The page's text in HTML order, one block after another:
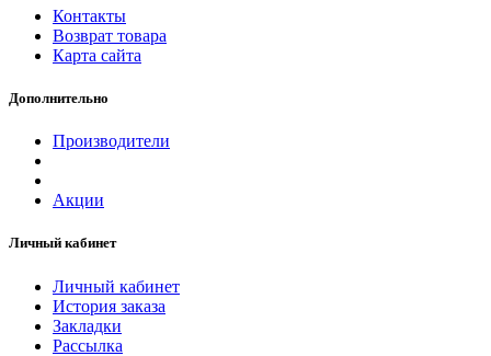
Контакты
Возврат товара
Карта сайта
Дополнительно
Производители
Акции
Личный кабинет
Личный кабинет
История заказа
Закладки
Рассылка